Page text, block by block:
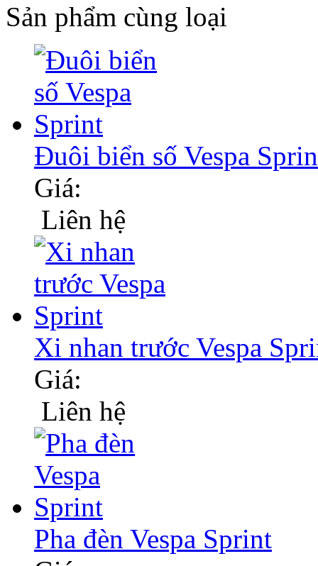
Sản phẩm cùng loại
Đuôi biển số Vespa
Giá:
Liên hệ
Xi nhan trước Vespa
Giá:
Liên hệ
Pha đèn Vespa Sprint